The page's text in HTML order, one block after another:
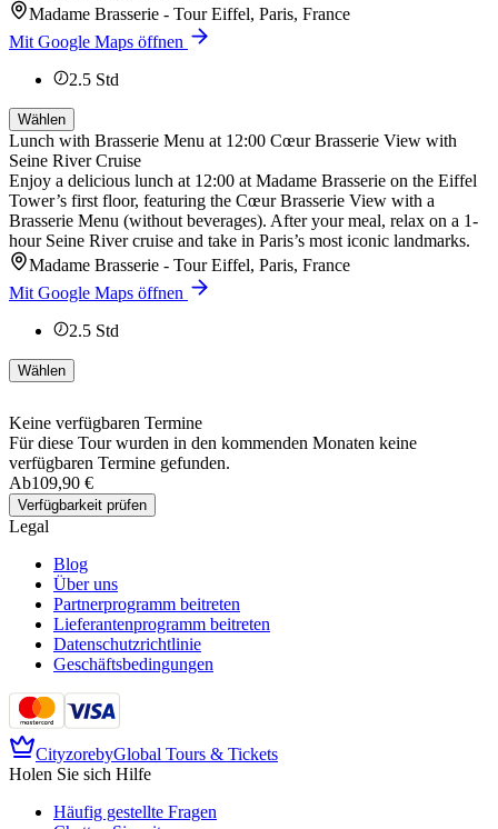
Madame Brasserie - Tour Eiffel, Paris, France
Mit Google Maps öffnen
2.5 Std
Wählen
Lunch with Brasserie Menu at 12:00 Cœur Brasserie View with
Seine River Cruise
Enjoy a delicious lunch at 12:00 at Madame Brasserie on the Eiffel
Tower’s first floor, featuring the Cœur Brasserie View with a
Brasserie Menu (without beverages). After your meal, relax on a 1-
hour Seine River cruise and take in Paris’s most iconic landmarks.
Madame Brasserie - Tour Eiffel, Paris, France
Mit Google Maps öffnen
2.5 Std
Wählen
Keine verfügbaren Termine
Für diese Tour wurden in den kommenden Monaten keine
verfügbaren Termine gefunden.
Ab109,90 €
Verfügbarkeit prüfen
Legal
Blog
Über uns
Partnerprogramm beitreten
Lieferantenprogramm beitreten
Datenschutzrichtlinie
Geschäftsbedingungen
CityzorebyGlobal Tours & Tickets
Holen Sie sich Hilfe
Häufig gestellte Fragen